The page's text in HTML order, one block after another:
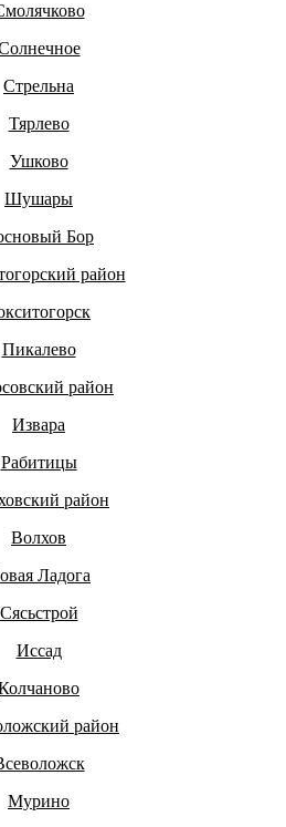
Стрельна
Тярлево
Ушково
Шушары
Бор
район
Пикалево
район
Извара
Рабитицы
район
Волхов
Ладога
Сясьстрой
Иссад
район
Мурино